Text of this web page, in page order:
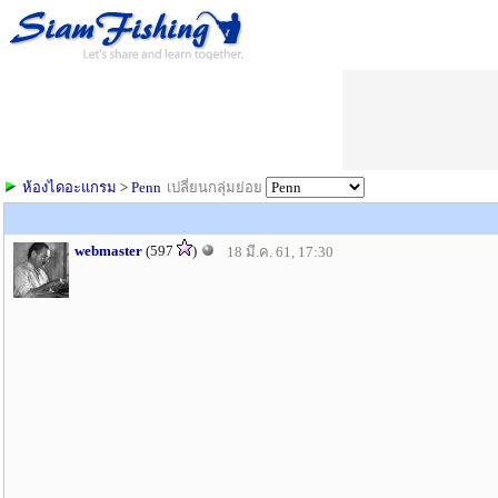
เปลี่ยนกลุ่มย่อย
ห้องไดอะแกรม > Penn
webmaster (597 ) 18 มี.ค. 61, 17:30